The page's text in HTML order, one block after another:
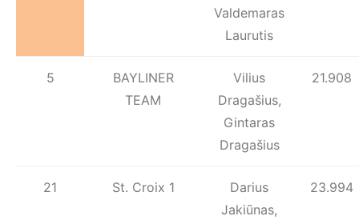
Valdemaras
Laurutis
5
BAYLINER
TEAM
Vilius
Dragašius,
Gintaras
Dragašius
21.908
21 St. Croix 1
Darius
Jakiūnas,
23.994